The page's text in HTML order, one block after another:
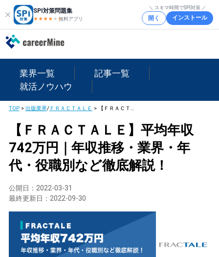
SPI対策問題集
★★★★ ★★
無料アプリ
＼ スキマ時間でSPI対策 ／
開く インストール
業界一覧
記事一覧
就活ノウハウ
TOP> 出版業界/ＦＲＡＣＴＡＬＥ > 【ＦＲＡＣＴＡＬＥ】平均年収742万円｜年収推移・業界・年代・役職別など徹底解説！
【ＦＲＡＣＴＡＬＥ】平均年収
742万円｜年収推移・業界・年
代・役職別など徹底解説！
公開日： 2022-03-31
最終更新日： 2022-09-30